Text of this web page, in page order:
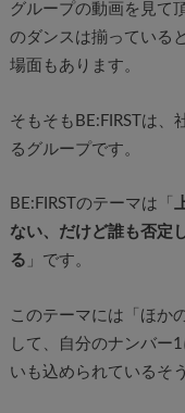
グループの動画を見て
のダンスは揃っている
場面もあります。
そもそもBE:FIRSTは
るグループです。
BE:FIRSTのテーマは「
ない、だけど誰も否定
る 」です。
このテーマには「ほか
して、自分のナンバー
いも込められているそ